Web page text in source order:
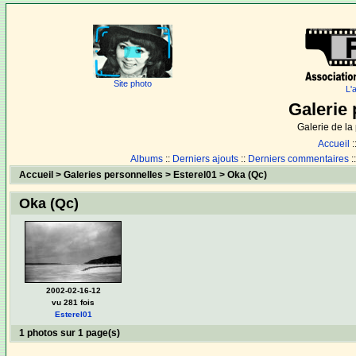
Site photo
Galerie
Galerie de la
Accueil
Albums :: Derniers ajouts :: Derniers commentaires
Accueil > Galeries personnelles > Esterel01> Oka (Qc)
Oka (Qc)
2002-02-16-12
vu 281 fois
Esterel01
1 photos sur 1 page(s)